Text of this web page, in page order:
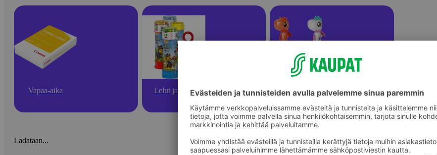
Vapaa-aika Lelut ja pelit Lasten pihalelut
Ladataan...